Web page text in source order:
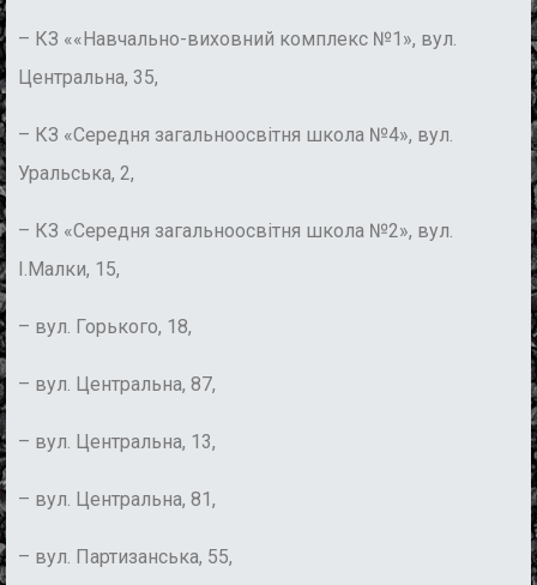
– КЗ ««Навчально-виховний комплекс №1», вул.
Центральна, 35,
– КЗ «Середня загальноосвітня школа №4», вул.
Уральська, 2,
– КЗ «Середня загальноосвітня школа №2», вул.
І.Малки, 15,
– вул. Горького, 18,
– вул. Центральна, 87,
– вул. Центральна, 13,
– вул. Центральна, 81,
– вул. Партизанська, 55,